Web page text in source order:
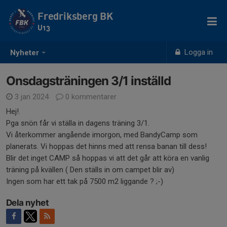
Nyheter Logga in
Fredriksberg BK
U13
Onsdagsträningen 3/1 inställd
3 jan 2024
0 kommentarer
Hej!.
Pga snön får vi ställa in dagens träning 3/1.
Vi återkommer angående imorgon, med BandyCamp som
planerats. Vi hoppas det hinns med att rensa banan till dess!
Blir det inget CAMP så hoppas vi att det går att köra en vanlig
träning på kvällen ( Den ställs in om campet blir av)
Ingen som har ett tak på 7500 m2 liggande ? ;-)
Dela nyhet